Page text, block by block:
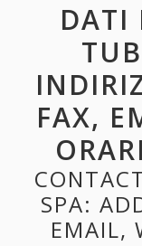
DATI
FAX,
SPA:
EMAIL,